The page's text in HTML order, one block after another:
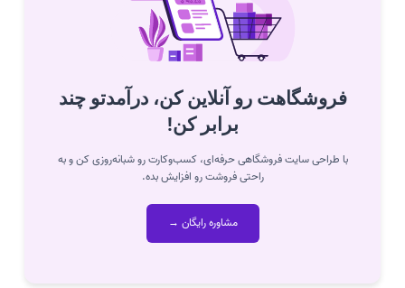
فروشگاهت رو آنلاین کن، درآمدتو چند
برابر کن!
با طراحی سایت فروشگاهی حرفه‌ای، کسب‌وکارت رو شبانه‌روزی کن و به
راحتی فروشت رو افزایش بده.
مشاوره رایگان →